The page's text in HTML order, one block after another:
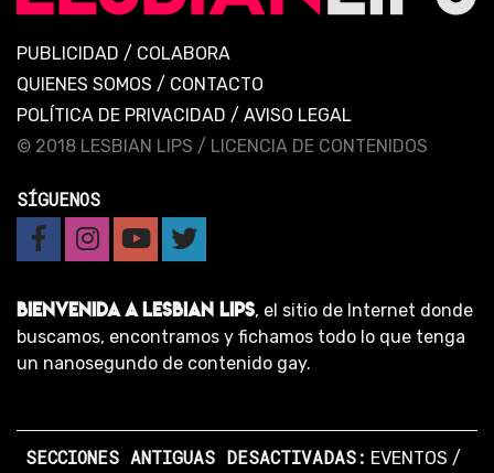
PUBLICIDAD / COLABORA
QUIENES SOMOS / CONTACTO
POLÍTICA DE PRIVACIDAD / AVISO LEGAL
© 2018 LESBIAN LIPS / LICENCIA DE CONTENIDOS
SÍGUENOS
BIENVENIDA A LESBIAN LIPS, el sitio de Internet donde
buscamos, encontramos y fichamos todo lo que tenga
un nanosegundo de contenido gay.
SECCIONES ANTIGUAS DESACTIVADAS: EVENTOS /